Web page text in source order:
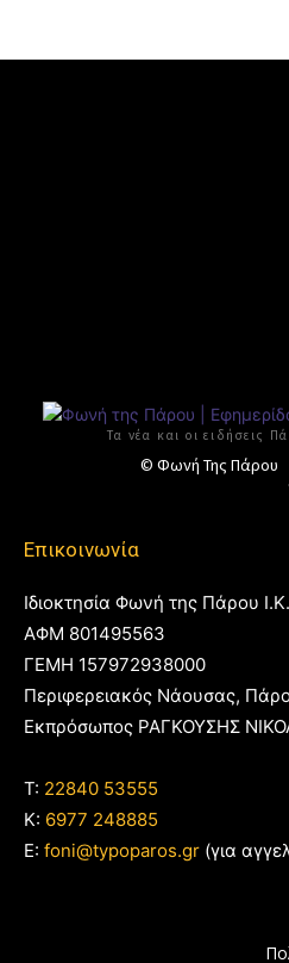
Τα νέα και οι ειδήσεις
© Φωνή Της Πάρου
Επικοινωνία
Ιδιοκτησία Φωνή της Πάρου
ΑΦΜ 801495563
ΓΕΜΗ 157972938000
Περιφερειακός Νάουσας,
Εκπρόσωπος ΡΑΓΚΟΥΣΗΣ
T: 22840 53555
Κ: 6977 248885
E: foni@typoparos.gr (για